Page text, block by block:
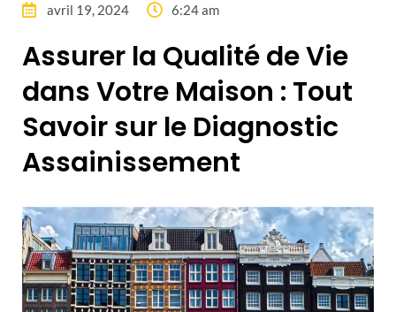
avril 19, 2024 6:24 am
Assurer la Qualité de Vie
dans Votre Maison : Tout
Savoir sur le Diagnostic
Assainissement